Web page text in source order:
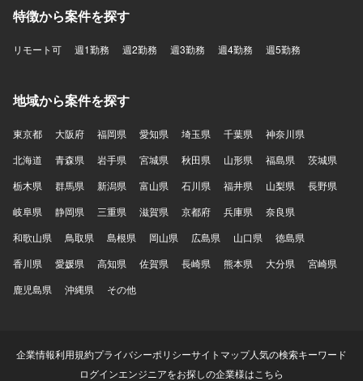
特徴から案件を探す
リモート可 週1勤務 週2勤務 週3勤務 週4勤務 週5勤務
地域から案件を探す
東京都 大阪府 福岡県 愛知県 埼玉県 千葉県
神奈川県
北海道
青森県 岩手県 宮城県 秋田県 山形県 福島県
茨城県
栃木県
群馬県 新潟県 富山県 石川県 福井県 山梨県
長野県
岐阜県
静岡県 三重県 滋賀県 京都府 兵庫県
奈良県
和歌山県
鳥取県 島根県 岡山県 広島県 山口県
徳島県
香川県
愛媛県 高知県 佐賀県 長崎県 熊本県 大分県
宮崎県
鹿児島県
沖縄県 その他
企業情報利用規約プライバシーポリシーサイトマップ人気の検索キーワード
ログインエンジニアをお探しの企業様はこちら